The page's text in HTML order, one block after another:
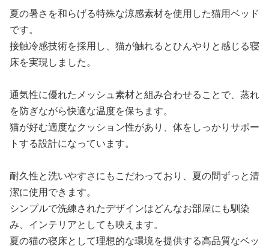
夏の暑さを和らげる特殊な涼感素材を使用した猫用ベッド
です。
接触冷感技術を採用し、猫が触れるとひんやりと感じる寝
床を実現しました。
通気性に優れたメッシュ素材と組み合わせることで、蒸れ
を防ぎながら快適な温度を保ちます。
猫が好む適度なクッション性があり、体をしっかりサポー
トする設計になっています。
耐久性と洗いやすさにもこだわっており、夏の間ずっと清
潔に使用できます。
シンプルで洗練されたデザインはどんなお部屋にも馴染
み、インテリアとしても映えます。
夏の猫の寝床として理想的な環境を提供する高品質なベッ